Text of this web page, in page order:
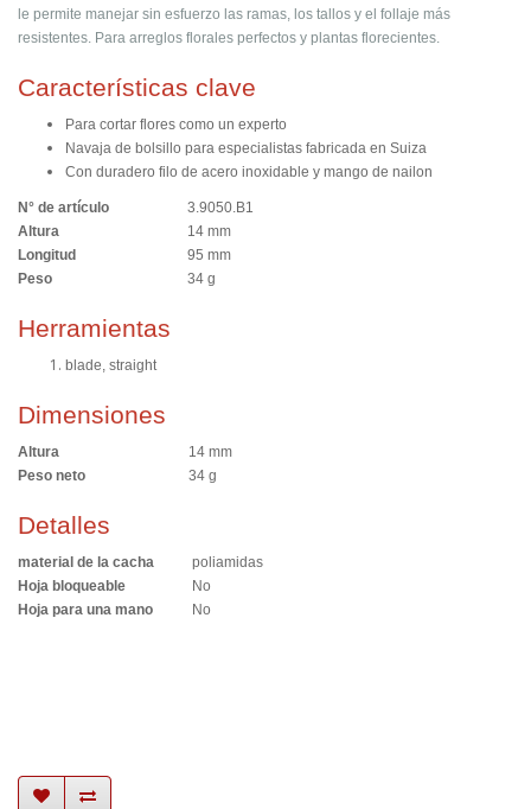
le permite manejar sin esfuerzo las ramas, los tallos y el follaje más
resistentes. Para arreglos florales perfectos y plantas florecientes.
Características clave
Para cortar flores como un experto
Navaja de bolsillo para especialistas fabricada en Suiza
Con duradero filo de acero inoxidable y mango de nailon
N° de artículo 3.9050.B1
Altura
14 mm
Longitud
95 mm
Peso
34 g
Herramientas
blade, straight
Dimensiones
Altura
14 mm
Peso neto 34 g
Detalles
material de la cacha
poliamidas
Hoja bloqueable
No
Hoja para una mano
No